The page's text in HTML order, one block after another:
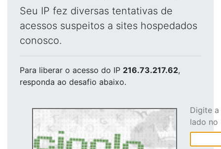
Seu IP fez diversas tentativas de
acessos suspeitos a sites hospedados
conosco.
Para liberar o acesso do IP 216.73.217.62,
responda ao desafio abaixo.
Digite
lado no